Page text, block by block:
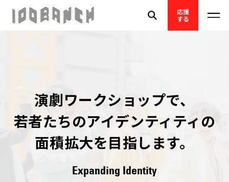
応援
する
演劇ワークショップで、
若者たちのアイデンティティの
面積拡大を目指します。
Expanding Identity